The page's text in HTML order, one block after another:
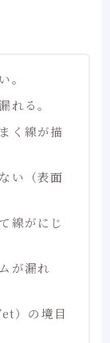
。
れる。
く線が描
い（表面
線がにじ
が漏れ
）の境目